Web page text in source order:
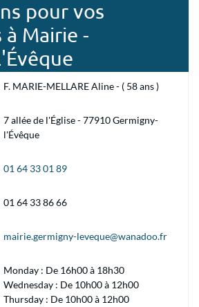
pour vos
à Mairie -
F. MARIE-MELLARE Aline - ( 58 ans )
7 allée de l'Église - 77910 Germigny-
l'Évêque
01 64 33 01 89
01 64 33 86 66
mairie.germigny-leveque@wanadoo.fr
Monday : De 16h00 à 18h30
Wednesday : De 10h00 à 12h00
Thursday : De 10h00 à 12h00